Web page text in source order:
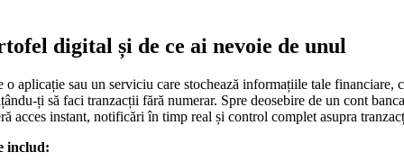
digital și de ce ai nevoie de unul
o aplicație sau un serviciu care stochează informațiile tale financiare,
ți să faci tranzacții fără numerar. Spre deosebire de un cont
acces instant, notificări în timp real și control complet asupra
includ: